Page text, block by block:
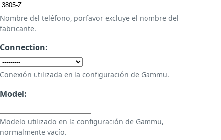
Nombre del teléfono, porfavor excluye el nombre del
fabricante.
Connection:
Conexión utilizada en la configuración de Gammu.
Model:
Modelo utilizado en la configuración de Gammu,
normalmente vacío.